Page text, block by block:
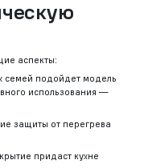
аспекты:
семей подойдет модель
использования —
защиты от перегрева
придаст кухне